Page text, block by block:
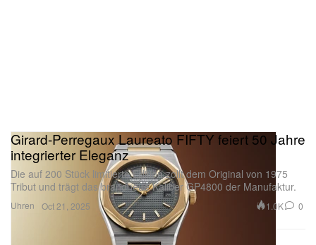
Uhren
Girard-Perregaux Laureato FIFTY feiert 50 Jahre
integrierter Eleganz
Die auf 200 Stück limitierte Edition zollt dem Original von 1975
Tribut und trägt das brandneue Kaliber GP4800 der Manufaktur.
Oct 21, 2025 1.0K 0